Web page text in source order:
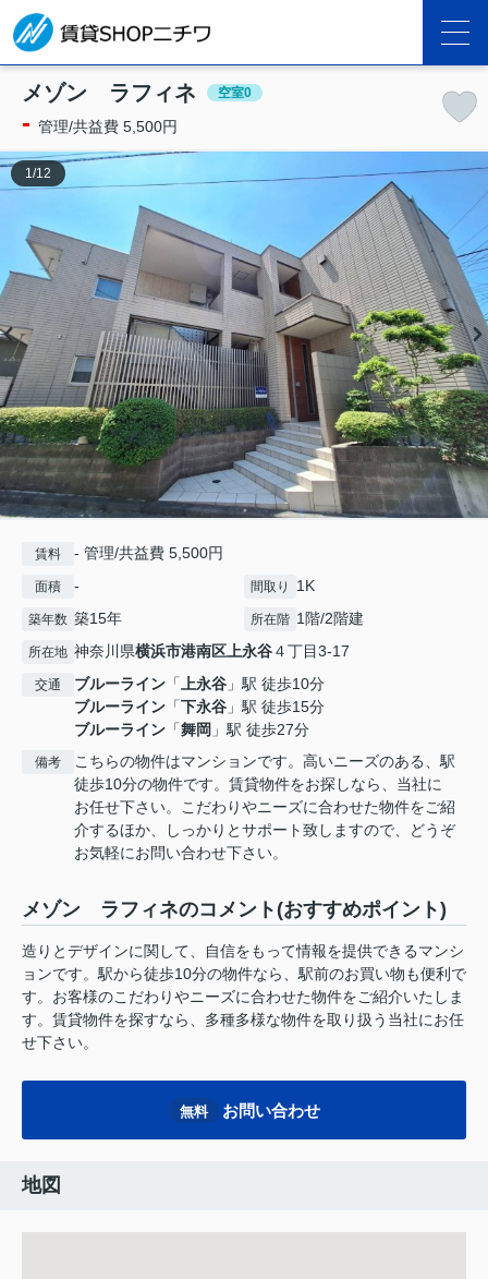
メゾン ラフィネ 空室0
- 管理/共益費 5,500円
1 /12
賃料 - 管理/共益費 5,500円
面積 - 間取り 1K
築年数 築15年 所在階 1階/2階建
所在地 神奈川県横浜市港南区 上永谷４丁目3-17
交通 ブルーライン 「 上永谷 」駅 徒歩10分
ブルーライン 「下永谷 」駅 徒歩15分
ブルーライン 「舞岡 」駅 徒歩27分
備考
こちらの物件はマンションです。高いニーズのある、駅
徒歩10分の物件です。賃貸物件をお探しなら、当社に
お任せ下さい。こだわりやニーズに合わせた物件をご紹
介するほか、しっかりとサポート致しますので、どうぞ
お気軽にお問い合わせ下さい。
メゾン ラフィネのコメント(おすすめポイント)
造りとデザインに関して、自信をもって情報を提供できるマンシ
ョンです。駅から徒歩10分の物件なら、駅前のお買い物も便利で
す。お客様のこだわりやニーズに合わせた物件をご紹介いたしま
す。賃貸物件を探すなら、多種多様な物件を取り扱う当社にお任
せ下さい。
無料 お問い合わせ
地図